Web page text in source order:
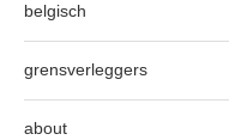
belgisch
grensverleggers
about